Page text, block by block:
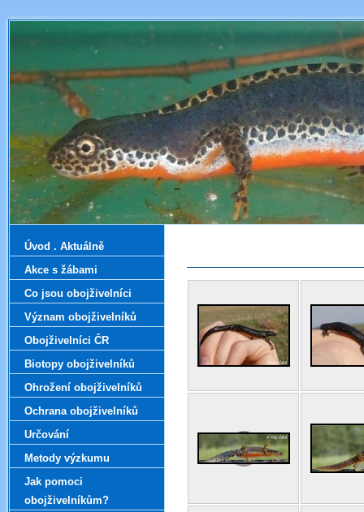
Úvod . Aktuálně
Akce s žábami
Co jsou obojživelníci
Význam obojživelníků
Obojživelníci ČR
Biotopy obojživelníků
Ohrožení obojživelníků
Ochrana obojživelníků
Určování
Metody výzkumu
Jak pomoci
obojživelníkům?